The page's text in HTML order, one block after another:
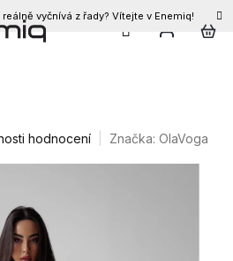
vyčnívá z řady? Vítejte v Enemiq!
CZK
overal
hodnocení Značka: OlaVoga